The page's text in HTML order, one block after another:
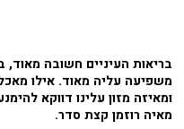
בריאות העיניים חשובה מאוד,
משפיעה עליה מאוד. אילו
ומאיזה מזון עלינו דווקא
מאיה רוזמן קצת סדר.